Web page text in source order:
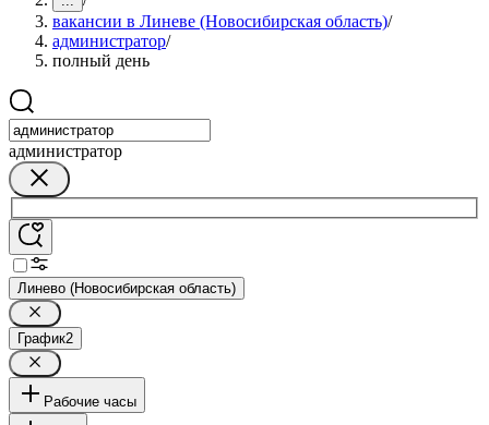
вакансии в Линеве (Новосибирская область)/
администратор/
полный день
администратор
Линево (Новосибирская область)
График2
Рабочие часы